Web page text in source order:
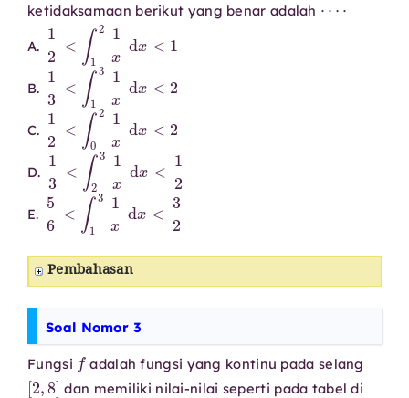
ketidaksamaan berikut yang benar adalah
A.
12 21x d x<
B.
13 31x d x<
C.
12 21x d x
D.
13 31x d x<
E.
56 31x d x<
Pembahasan
Soal Nomor 3
Fungsi
f
adalah fungsi yang kontinu pada selang
[2 8]
dan memiliki nilai-nilai seperti pada tabel di